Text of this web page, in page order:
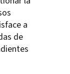
a
de